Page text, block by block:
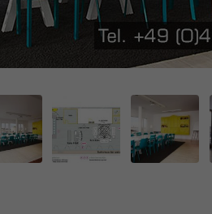
ihnen sind essenziell, während andere
zu verbessern.
B. IP-Adressen), z. B. für
Inhaltsmessung.
Weitere
Sie in unsererDatenschutzerklärung.
zu ganzen Kategorien geben
lassen und so nur bestimmte
Alle akzeptieren Speichern